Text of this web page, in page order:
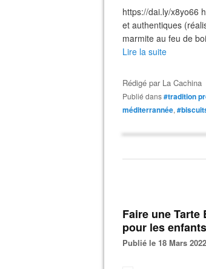
https://dai.ly/x8yo66
et authentiques
marmite au feu de
Lire la suite
Rédigé par La Cachina
Publié dans#tradition
méditerrannée,
Faire une Tarte BOVA (Andalousie) le goûter sain et pas cher
pour les
Publié le 18 Mars 2022